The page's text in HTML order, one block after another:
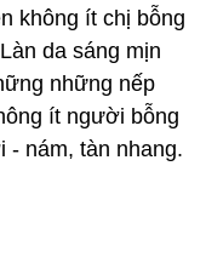
không ít chị bỗng
da sáng mịn
những nếp
ít người bỗng
- nám, tàn nhang.